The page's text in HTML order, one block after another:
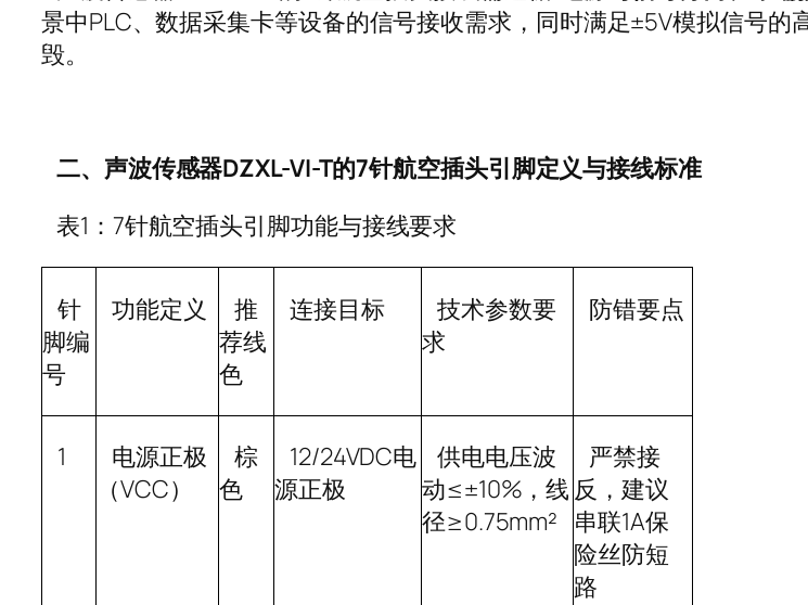
景中PLC、数据采集卡等设备的信号接收需求，同时满足±5V模拟信号的
毁。
二、声波传感器DZXL-VI-T的7针航空插头引脚定义与接线标准
表1 ： 7针航空插头引脚功能与接线要求
针
脚编
号
功能定义
推
荐线
色
连接目标
技术参数要
求
防错要点
1
电源正极
（VCC）
棕
色
12/24VDC电
源正极
供电电压波
动≤±10% ，线
径≥0.75mm²
严禁接
反，建议
串联1A保
险丝防短
路